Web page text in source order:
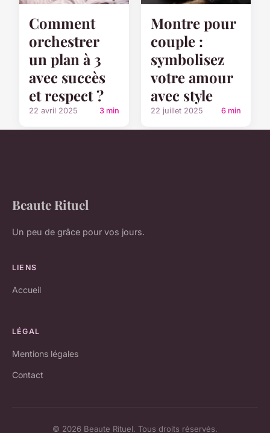
Comment
orchestrer
un plan à 3
avec succès
et respect ?
22 avril 2025 3 min
Montre pour
couple :
symbolisez
votre amour
avec style
22 juillet 2025 6 min
Beaute Rituel
Un peu de grâce pour vos jours.
LIENS
Accueil
LÉGAL
Mentions légales
Contact
© 2026 Beaute Rituel. Tous droits réservés.